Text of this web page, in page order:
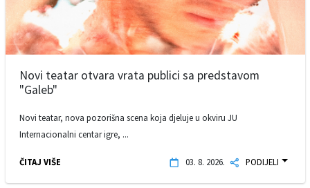
Novi teatar otvara vrata publici sa predstavom
"Galeb"
Novi teatar, nova pozorišna scena koja djeluje u okviru JU
Internacionalni centar igre, ...
ČITAJ VIŠE 03. 8. 2026. PODIJELI